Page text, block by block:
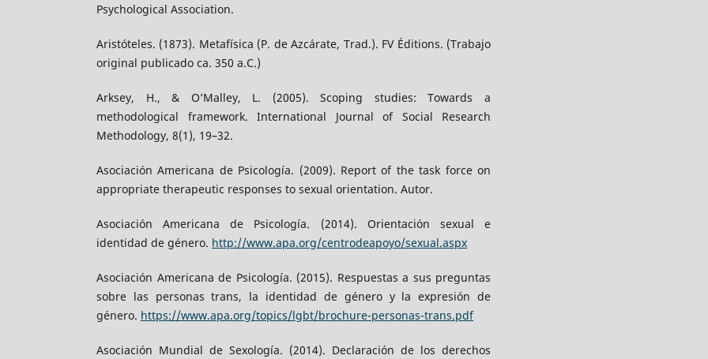
Psychological Association.
Aristóteles. (1873). Metafísica (P. de Azcárate, Trad.). FV Éditions. (Trabajo
original publicado ca. 350 a.C.)
Arksey, H., & O’Malley, L. (2005). Scoping studies: Towards a
methodological framework. International Journal of Social Research
Methodology, 8(1), 19–32.
Asociación Americana de Psicología. (2009). Report of the task force on
appropriate therapeutic responses to sexual orientation. Autor.
Asociación Americana de Psicología. (2014). Orientación sexual e
identidad de género. http://www.apa.org/centrodeapoyo/sexual.aspx
Asociación Americana de Psicología. (2015). Respuestas a sus preguntas
sobre las personas trans, la identidad de género y la expresión de
género. https://www.apa.org/topics/lgbt/brochure-personas-trans.pdf
Asociación Mundial de Sexología. (2014). Declaración de los derechos